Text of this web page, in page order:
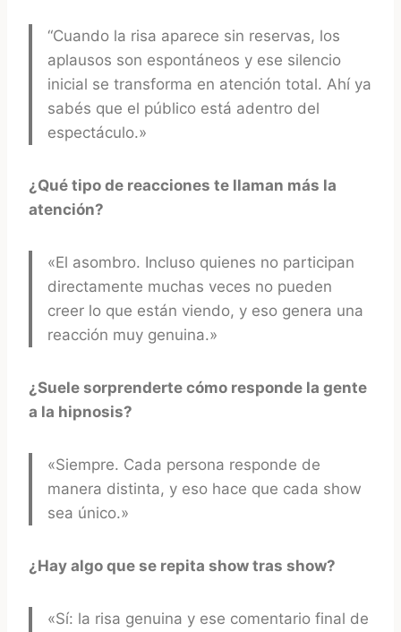
“Cuando la risa aparece sin reservas, los
aplausos son espontáneos y ese silencio
inicial se transforma en atención total. Ahí ya
sabés que el público está adentro del
espectáculo.»
¿Qué tipo de reacciones te llaman más la
atención?
«El asombro. Incluso quienes no participan
directamente muchas veces no pueden
creer lo que están viendo, y eso genera una
reacción muy genuina.»
¿Suele sorprenderte cómo responde la gente
a la hipnosis?
«Siempre. Cada persona responde de
manera distinta, y eso hace que cada show
sea único.»
¿Hay algo que se repita show tras show?
«Sí: la risa genuina y ese comentario final de